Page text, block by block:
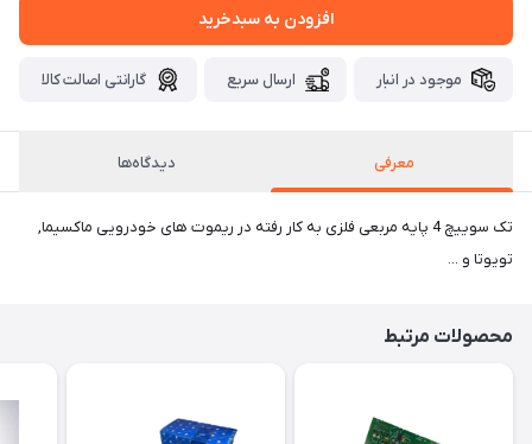
افزودن به سبدخرید
موجود در انبار ارسال سریع گارانتی اصالت کالا
معرفی دیدگاه‌ها
تک سوییچ 4 پایه مربعی فلزی به کار رفته در ریموت های خودرویی ماکسیما,
تویوتا و ...
محصولات مرتبط